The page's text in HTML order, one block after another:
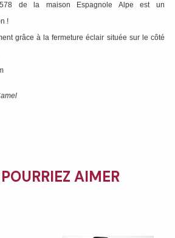
de la maison Espagnole Alpe est un
!
grâce à la fermeture éclair située sur le côté
AIMER